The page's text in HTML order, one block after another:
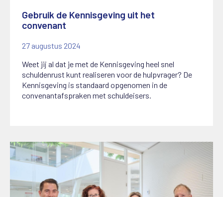
Gebruik de Kennisgeving uit het
convenant
27 augustus 2024
Weet jij al dat je met de Kennisgeving heel snel
schuldenrust kunt realiseren voor de hulpvrager? De
Kennisgeving is standaard opgenomen in de
convenantafspraken met schuldeisers.